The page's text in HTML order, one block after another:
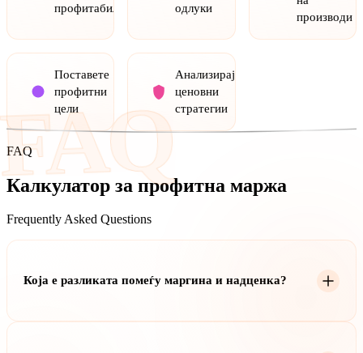
профитабилност
одлуки
производи
Поставете
профитни
цели
Анализирајте
ценовни
стратегии
FAQ
Калкулатор за профитна маржа
Frequently Asked Questions
Која е разликата помеѓу маргина и надценка?